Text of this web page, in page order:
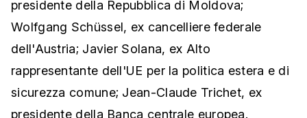
presidente della Repubblica di Moldova;
Wolfgang Schüssel, ex cancelliere federale
dell'Austria; Javier Solana, ex Alto
rappresentante dell'UE per la politica estera e di
sicurezza comune; Jean-Claude Trichet, ex
presidente della Banca centrale europea.